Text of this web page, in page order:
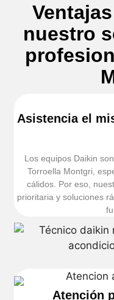
nuestro
Asistencia el
Los equipos Daikin
Torroella Montgri,
cálidos. Por eso,
prioritaria y soluciones
Atención